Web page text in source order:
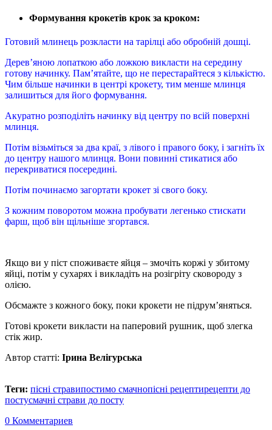
Формування крокетів крок за кроком:
Готовий млинець розкласти на тарілці або обробній дошці.
Дерев’яною лопаткою або ложкою викласти на середину
готову начинку. Пам’ятайте, що не перестарайтеся з кількістю.
Чим більше начинки в центрі крокету, тим менше млинця
залишиться для його формування.
Акуратно розподіліть начинку від центру по всій поверхні
млинця.
Потім візьміться за два краї, з лівого і правого боку, і загніть їх
до центру нашого млинця. Вони повинні стикатися або
перекриватися посередині.
Потім починаємо загортати крокет зі свого боку.
З кожним поворотом можна пробувати легенько стискати
фарш, щоб він щільніше згортався.
Якщо ви у піст споживаєте яйця – змочіть коржі у збитому
яйці, потім у сухарях і викладіть на розігріту сковороду з
олією.
Обсмажте з кожного боку, поки крокети не підрум’яняться.
Готові крокети викласти на паперовий рушник, щоб злегка
стік жир.
Автор статті: Ірина Велігурська
Теги: пісні стравипостимо смачнопісні рецептирецепти до
постусмачні страви до посту
0 Комментариев